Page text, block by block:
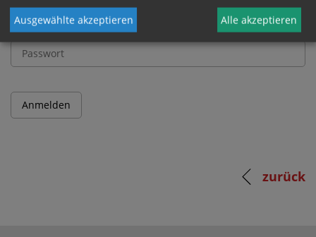
Passwort
zurück
Ausgewählte akzeptieren Alle akzeptieren